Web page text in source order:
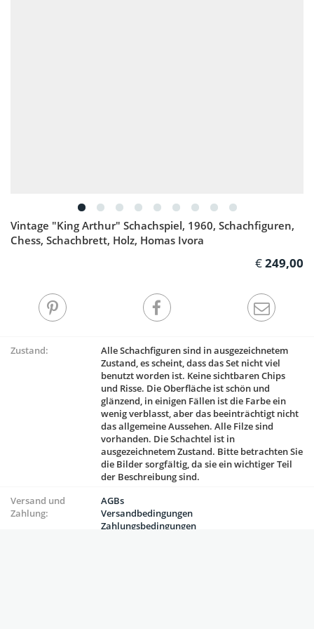
Vintage "King Arthur" Schachspiel, 1960, Schachfiguren,
Chess, Schachbrett, Holz, Homas Ivora
249,00
Zustand:
Alle Schachfiguren sind in ausgezeichnetem
Zustand, es scheint, dass das Set nicht viel
benutzt worden ist. Keine sichtbaren Chips
und Risse. Die Oberfläche ist schön und
glänzend, in einigen Fällen ist die Farbe ein
wenig verblasst, aber das beeinträchtigt nicht
das allgemeine Aussehen. Alle Filze sind
vorhanden. Die Schachtel ist in
ausgezeichnetem Zustand. Bitte betrachten Sie
die Bilder sorgfältig, da sie ein wichtiger Teil
der Beschreibung sind.
Versand und
Zahlung:
AGBs
Versandbedingungen
Zahlungsbedingungen